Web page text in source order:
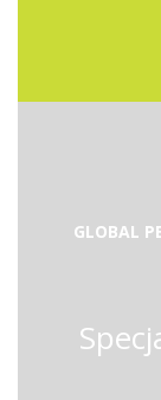
GLOBAL